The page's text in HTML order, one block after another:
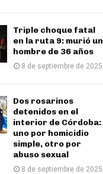
Triple choque fatal
en la ruta 9: murió un
hombre de 36 años
8 de septiembre de 2025
Dos rosarinos
detenidos en el
interior de Córdoba:
uno por homicidio
simple, otro por
abuso sexual
8 de septiembre de 2025